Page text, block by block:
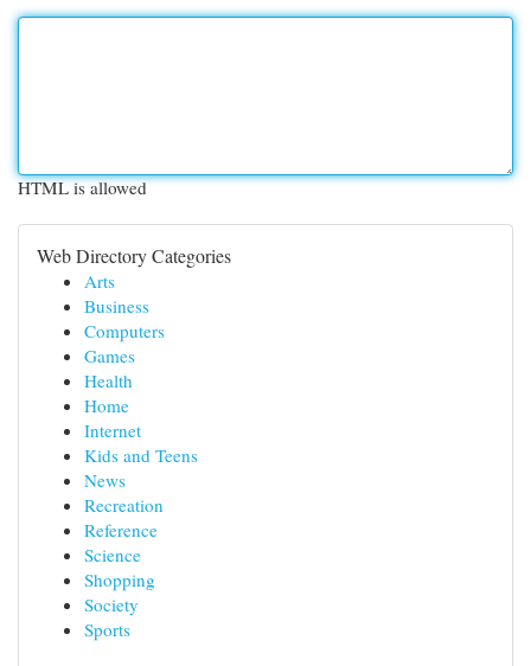
HTML is allowed
Web Directory Categories
Arts
Business
Computers
Games
Health
Home
Internet
Kids and Teens
News
Recreation
Reference
Science
Shopping
Society
Sports